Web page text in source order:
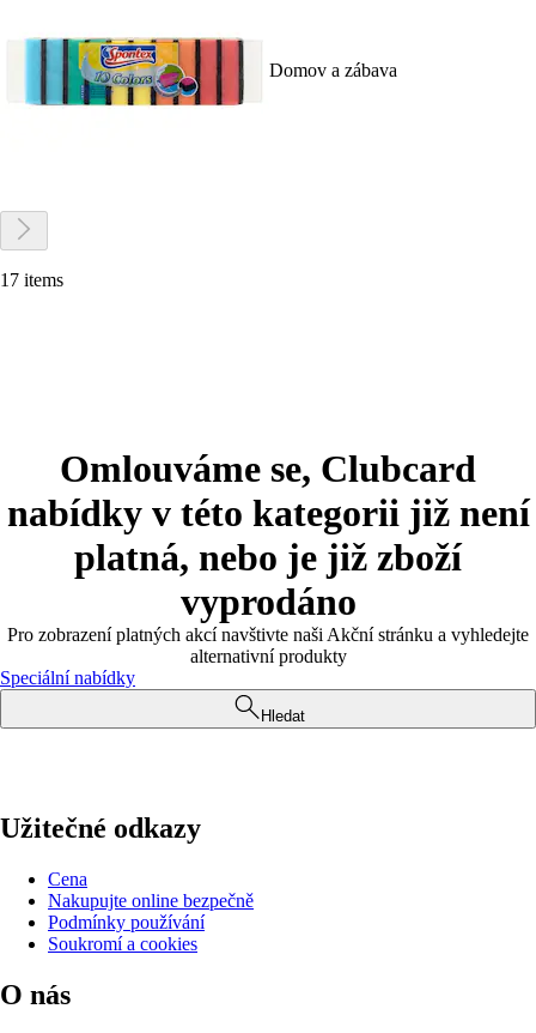
Domov a zábava
17 items
Omlouváme se, Clubcard
nabídky v této kategorii již není
platná, nebo je již zboží
vyprodáno
Pro zobrazení platných akcí navštivte naši Akční stránku a vyhledejte
alternativní produkty
Speciální nabídky
Hledat
Užitečné odkazy
Cena
Nakupujte online bezpečně
Podmínky používání
Soukromí a cookies
O nás